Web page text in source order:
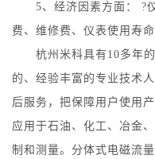
5、经济因素方面： ?仪
费、维修费、仪表使用寿
杭州米科具有10多年的
的、经验丰富的专业技术
后服务，把保障用户使用
应用于石油、化工、冶金
制和测量。分体式电磁流